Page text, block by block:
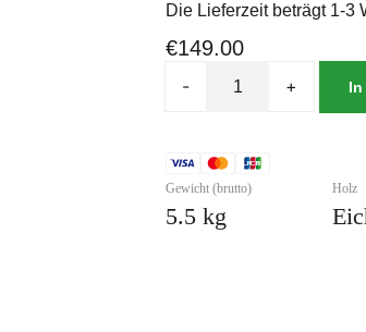
Die Lieferzeit beträgt 1-3
€149.00
- + In
Gewicht (brutto)
5.5 kg
Holz